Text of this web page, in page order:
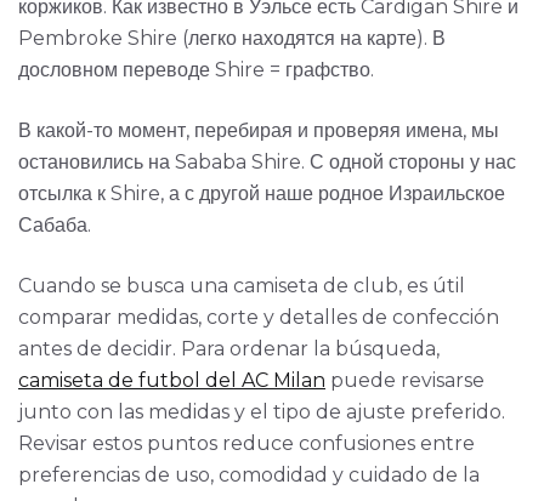
коржиков. Как известно в Уэльсе есть Cardigan Shire и
Pembroke Shire (легко находятся на карте). В
дословном переводе Shire = графство.
В какой-то момент, перебирая и проверяя имена, мы
остановились на Sababa Shire. С одной стороны у нас
отсылка к Shire, а с другой наше родное Израильское
Сабаба.
Cuando se busca una camiseta de club, es útil
comparar medidas, corte y detalles de confección
antes de decidir. Para ordenar la búsqueda,
camiseta de futbol del AC Milan puede revisarse
junto con las medidas y el tipo de ajuste preferido.
Revisar estos puntos reduce confusiones entre
preferencias de uso, comodidad y cuidado de la